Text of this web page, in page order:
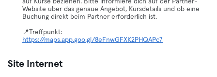
auf Kurse beziehen. Bitte informiere dich auf der Partner-
Website über das genaue Angebot, Kursdetails und ob eine
Buchung direkt beim Partner erforderlich ist.
https://maps.app.goo.gl/8eFnwGFXK2PHQAPc7
Site Internet